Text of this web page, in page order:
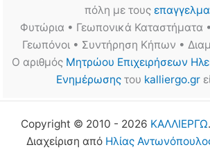
πόλη με τους
Φυτώρια • Γεωπονικά Καταστήματα
Γεωπόνοι • Συντήρηση Κήπων •
Ο αριθμός Μητρώου Επιχειρήσεων
Ενημέρωσηςτου kalliergo.gr
Copyright © 2010 - 2026 ΚΑΛΛΙΕΡΓΩ
Διαχείριση από Ηλίας